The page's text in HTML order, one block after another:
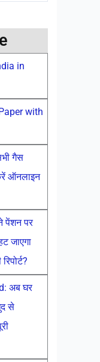
in
with
गैस
ऑनलाइन
पेंशन पर
जाएगा
अब घर
से